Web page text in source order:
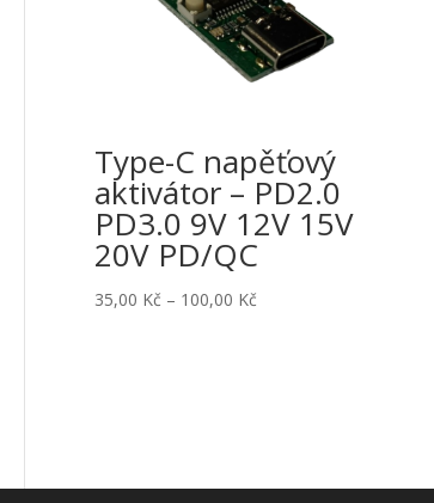
Type-C napěťový
aktivátor – PD2.0
PD3.0 9V 12V 15V
20V PD/QC
35,00 Kč – 100,00 KčRozpětí